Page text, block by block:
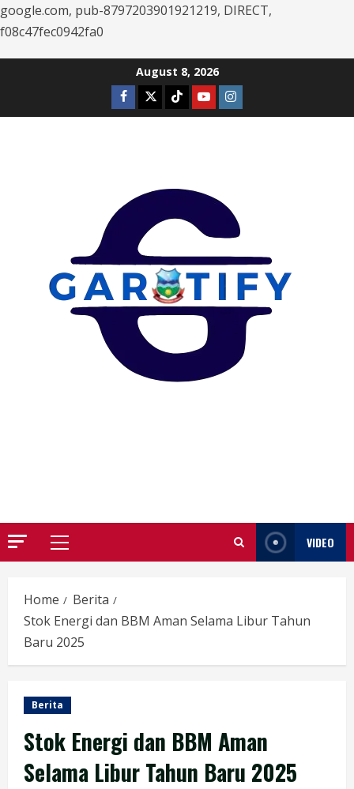
google.com, pub-8797203901921219, DIRECT,
f08c47fec0942fa0
August 8, 2026
Facebook
TwitterTiktokYoutubeInstagram
Primary
VIDEO
Home
Berita
Stok Energi dan BBM Aman Selama Libur Tahun
Baru 2025
Berita
Stok Energi dan BBM Aman
Selama Libur Tahun Baru 2025